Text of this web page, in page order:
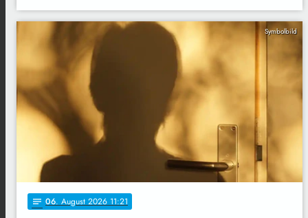
Symbolbild
notes 06. August 2026 11:21